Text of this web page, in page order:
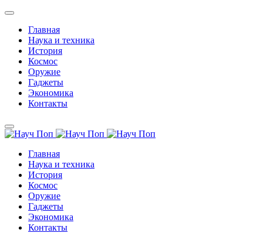
Главная
Наука и техника
История
Космос
Оружие
Гаджеты
Экономика
Контакты
Главная
Наука и техника
История
Космос
Оружие
Гаджеты
Экономика
Контакты